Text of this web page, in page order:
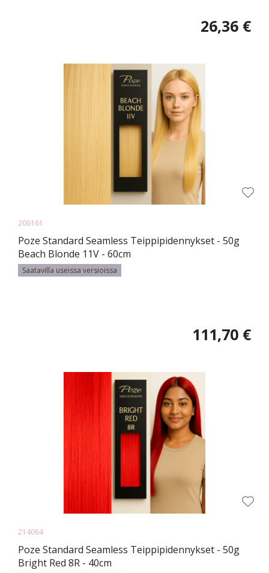
26,36 €
206161
Poze Standard Seamless Teippipidennykset - 50g
Beach Blonde 11V - 60cm
Saatavilla useissa versioissa
111,70 €
214064
Poze Standard Seamless Teippipidennykset - 50g
Bright Red 8R - 40cm